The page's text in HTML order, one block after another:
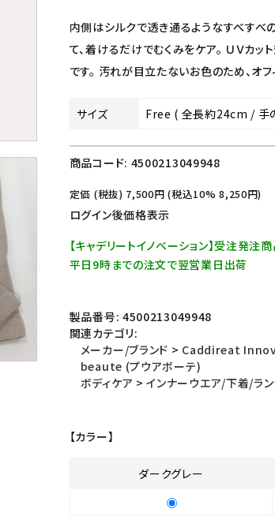
内側はシルクで透き通るようなすべすべ
て、着けるだけでむくみをケア。 ＵＶカ
です。 汚れが目立たないお色のため、オ
サイズ Free ( 全長約24cm / 手
商品コード: 4500213049948
定価 (税抜) 7,500円 (税込10%8,250円)
ログイン後価格表示
【キャデリートイノベーション】受注発注
平日9時までの注文で翌営業日出荷
製品番号: 4500213049948
関連カテゴリ:
メーカー/ブランド > Caddireat
beaute (プウアボーテ)
ボディケア >インナーウエア/下着/ラン
【カラー】
ダークグレー